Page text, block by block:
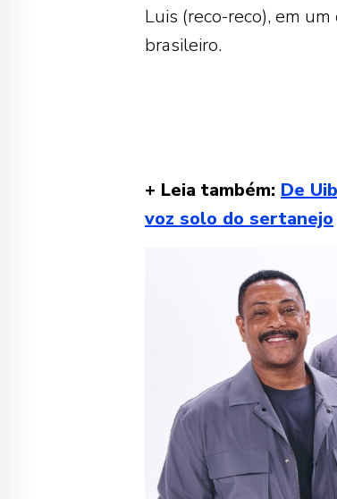
Luis (reco-reco), em
brasileiro.
+ Leia também: De
voz solo do sertanejo